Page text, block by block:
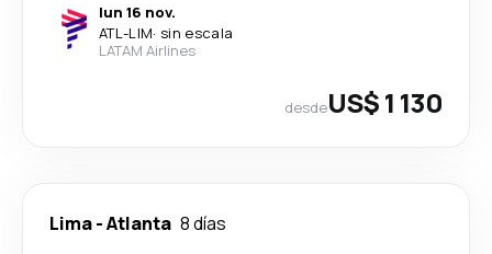
lun 16 nov.
ATL-LIM· sin escala
LATAM Airlines
desdeUS$ 1 130
Lima-Atlanta 8 días